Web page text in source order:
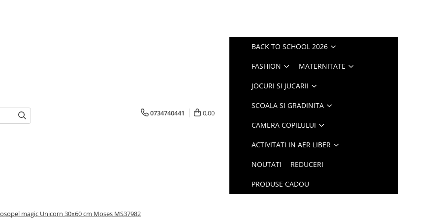
0734740441 0,00
BACK TO SCHOOL 2026
FASHION MATERNITATE
JOCURI SI JUCARII
SCOALA SI GRADINITA
CAMERA COPILULUI
ACTIVITATI IN AER LIBER
NOUTATI REDUCERI
PRODUSE CADOU
magic Unicorn 30x60 cm Moses MS37982